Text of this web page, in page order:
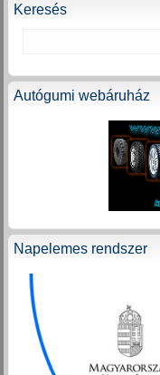
Keresés
Autógumi webáruház
Napelemes rendszer